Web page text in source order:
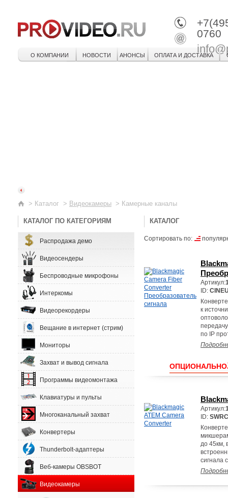
0760
О КОМПАНИИ НОВОСТИ АНОНСЫ ОПЛАТА И ДОСТАВКА
> Каталог > Видеокамеры > Камерные каналы
КАТАЛОГ ПО КАТЕГОРИЯМ
Распродажа демо
Видеосендеры
Беспроводные микрофоны
Интеркомы
Видеорекордеры
Вещание в интернет (стрим)
Мониторы
Захват и вывод сигнала
Программы видеомонтажа
Клавиатуры и пульты
Многоканальный захват
Конвертеры
Thunderbolt-адаптеры
Веб-камеры OBSBOT
Видеокамеры
КАТАЛОГ
Сортировать по:
Артикул:
ID:
к
по IP
ОПЦИОНАЛЬНО
Артикул:
ID:
до 45км,
сигнала